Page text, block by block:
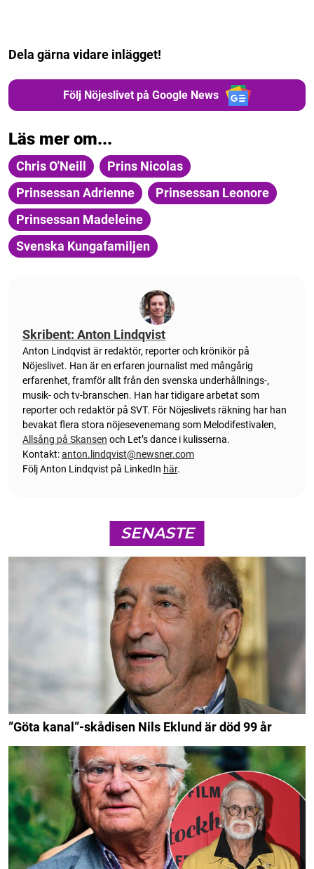
Dela gärna vidare inlägget!
Följ Nöjeslivet på Google News
Läs mer om...
Chris O'Neill
Prins Nicolas
Prinsessan Adrienne
Prinsessan Leonore
Prinsessan Madeleine
Svenska Kungafamiljen
Skribent: Anton Lindqvist
Anton Lindqvist är redaktör, reporter och krönikör på
Nöjeslivet. Han är en erfaren journalist med mångårig
erfarenhet, framför allt från den svenska underhållnings-,
musik- och tv-branschen. Han har tidigare arbetat som
reporter och redaktör på SVT. För Nöjeslivets räkning har han
bevakat flera stora nöjesevenemang som Melodifestivalen,
Allsång på Skansen och Let’s dance i kulisserna.
Kontakt:anton.lindqvist@newsner.com
Följ Anton Lindqvist på LinkedIn här.
SENASTE
”Göta kanal”-skådisen Nils Eklund är död 99 år